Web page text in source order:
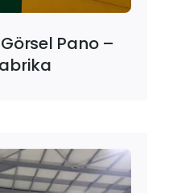
Pano –